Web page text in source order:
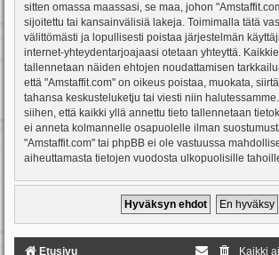
sitten omassa maassasi, se maa, johon
sijoitettu tai kansainvälisiä lakeja. Toimimalla tätä
välittömästi ja lopullisesti poistaa järjestelmän
internet-yhteydentarjoajaasi otetaan yhteyttä.
tallennetaan näiden ehtojen noudattamisen
että "Amstaffit.com" on oikeus poistaa, muokata,
tahansa keskusteluketju tai viesti niin
siihen, että kaikki yllä annettu tieto tallennetaan
ei anneta kolmannelle osapuolelle ilman
"Amstaffit.com" tai phpBB ei ole vastuussa
aiheuttamasta tietojen vuodosta ulkopuolisille
Etusivu Kaikki